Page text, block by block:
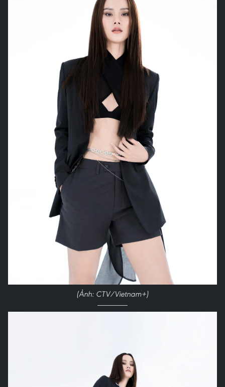
(Ảnh: CTV/Vietnam+)